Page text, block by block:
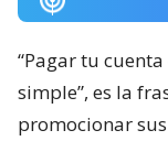
“Pagar tu
simple”, es la
promocionar